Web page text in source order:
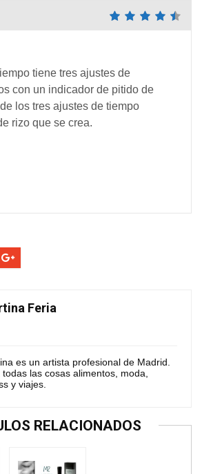
tiene tres ajustes de
con un indicador de pitido de
los tres ajustes de tiempo
rizo que se crea.
Feria
es un artista profesional de Madrid.
todas las cosas alimentos, moda,
y viajes.
RELACIONADOS